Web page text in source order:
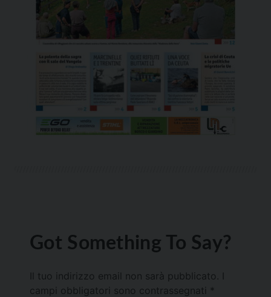
Got Something To Say?
Il tuo indirizzo email non sarà pubblicato.
campi obbligatori sono contrassegnati *